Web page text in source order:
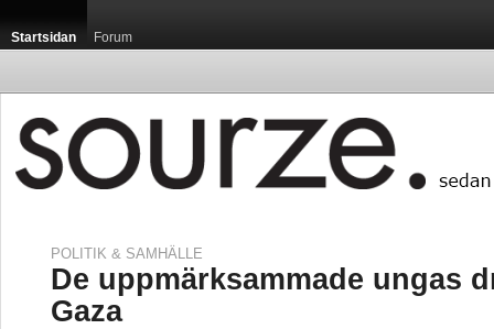
Startsidan Forum
POLITIK & SAMHÄLLE
De uppmärksammade ungas
Gaza